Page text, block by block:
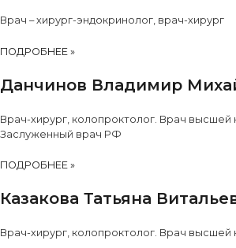
Врач – хирург-эндокринолог, врач-хирург
ПОДРОБНЕЕ »
Данчинов Владимир
Врач-хирург, колопроктолог. Врач высшей
Заслуженный врач РФ
ПОДРОБНЕЕ »
Казакова Татьяна
Врач-хирург, колопроктолог. Врач высшей